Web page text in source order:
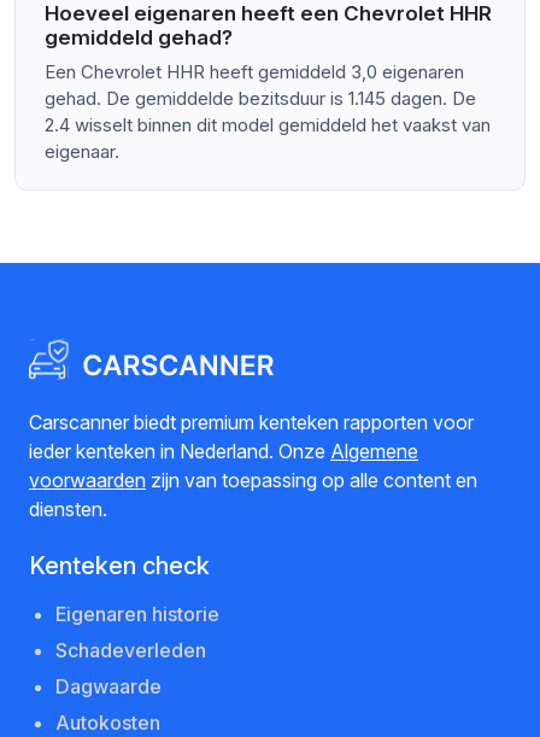
Hoeveel eigenaren heeft een Chevrolet HHR
gemiddeld gehad?
Een Chevrolet HHR heeft gemiddeld 3,0 eigenaren
gehad. De gemiddelde bezitsduur is 1.145 dagen. De
2.4 wisselt binnen dit model gemiddeld het vaakst van
eigenaar.
Carscanner biedt premium kenteken rapporten voor
ieder kenteken in Nederland. Onze Algemene
voorwaarden zijn van toepassing op alle content en
diensten.
Kenteken check
Eigenaren historie
Schadeverleden
Dagwaarde
Autokosten